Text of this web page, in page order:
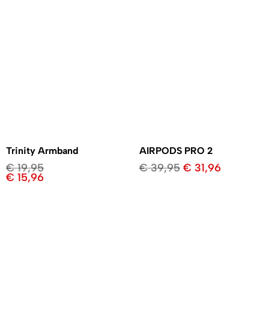
Trinity Armband
€19,95
€ 15,96
AIRPODS PRO 2
€39,95 € 31,96